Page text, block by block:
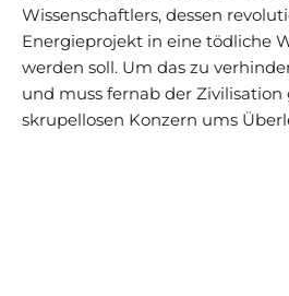
Wissenschaftlers, dessen
Energieprojekt in eine tödliche
werden soll. Um das zu
und muss fernab der Zivilisation
skrupellosen Konzern ums